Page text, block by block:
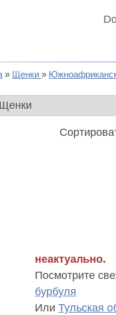
Щенки
неактуально.
Посмотрите
бурбуля
Или Тульская